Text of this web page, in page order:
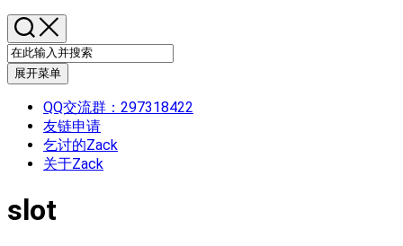
展开菜单
QQ交流群：297318422
友链申请
乞讨的Zack
关于Zack
slot